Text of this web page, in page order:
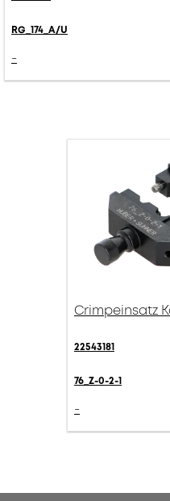
RG_174_A/U
-
Crimpeinsatz
22543181
76_Z-0-2-1
-